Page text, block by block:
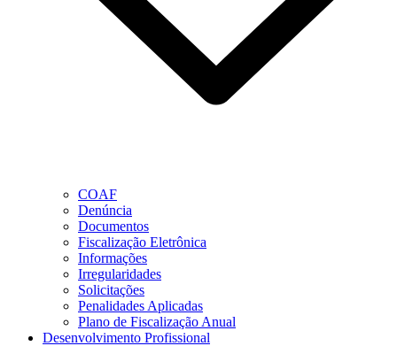
COAF
Denúncia
Documentos
Fiscalização Eletrônica
Informações
Irregularidades
Solicitações
Penalidades Aplicadas
Plano de Fiscalização Anual
Desenvolvimento Profissional